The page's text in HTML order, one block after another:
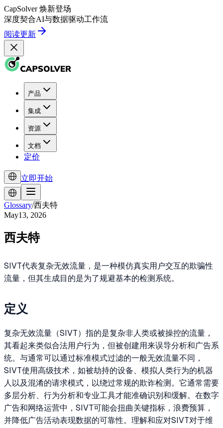
CapSolver 焕新登场
深度契合AI与数据驱动工作流
阅读更新
产品
集成
资源
文档
定价
立即开始
Glossary/西夫特
May13, 2026
西夫特
SIVT代表复杂无效流量，是一种模仿真实用户交互的欺骗性
流量，但其生成目的是为了规避基本的检测系统。
定义
复杂无效流量（SIVT）指的是复杂非人类或被操控的流量，
其看起来类似合法用户行为，但被创建用来误导分析和广告系
统。与通常可以通过标准模式过滤的一般无效流量不同，
SIVT使用高级技术，如被劫持的设备、模拟人类行为的机器
人以及混淆的请求模式，以绕过常规的欺诈检测。它通常需要
多层分析、行为分析和专业工具才能准确识别和缓解。在数字
广告和网络运营中，SIVT可能会扭曲关键指标，浪费预算，
并降低广告活动表现数据的可靠性。理解和应对SIVT对于维